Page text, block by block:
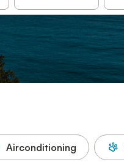
Airconditioning